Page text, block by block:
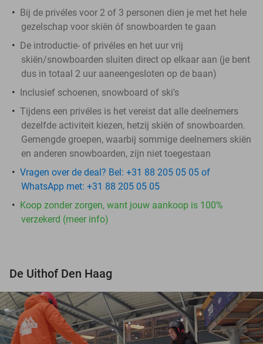
Bij de privéles voor 2 of 3 personen dien je met het hele
gezelschap voor skiën óf snowboarden te gaan
De introductie- of privéles en het uur vrij
skiën/snowboarden sluiten direct op elkaar aan (je bent
dus in totaal 2 uur aaneengesloten op de baan)
Inclusief schoenen, snowboard of ski's
Tijdens een privéles is het vereist dat alle deelnemers
dezelfde activiteit kiezen, hetzij skiën of snowboarden.
Gemengde groepen, waarbij sommige deelnemers skiën
en anderen snowboarden, zijn niet toegestaan
Vragen over de deal? Bel: +31 88 205 05 05 of
WhatsApp met: +31 88 205 05 05
Koop zonder zorgen, want jouw aankoop is 100%
verzekerd (meer info)
De Uithof Den Haag